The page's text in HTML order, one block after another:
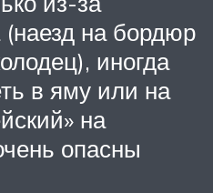
(наезд на бордюр
иногда
в яму или на
на
опасны